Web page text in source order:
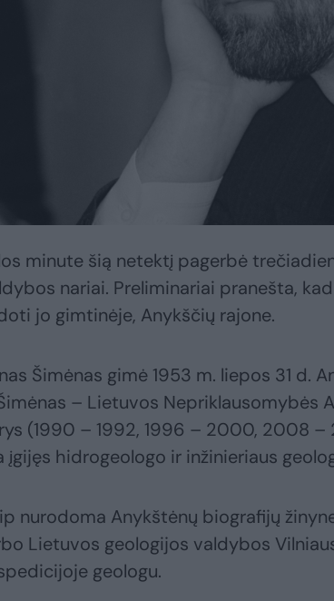
minute šią netektį pagerbė
nariai. Preliminariai pranešta,
jo gimtinėje, Anykščių rajone.
Šimėnas gimė 1953 m. liepos 31 d.
– Lietuvos Nepriklausomybės
(1990 – 1992, 1996 – 2000, 2008 –
įgijęs hidrogeologo ir inžinieriaus
nurodoma Anykštėnų biografijų
Lietuvos geologijos valdybos
geologu.